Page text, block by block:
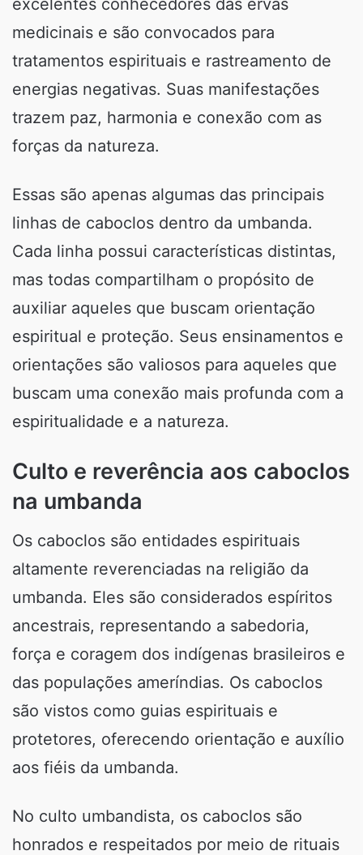
medicinais e são convocados para
tratamentos espirituais e rastreamento de
energias negativas. Suas manifestações
trazem paz, harmonia e conexão com as
forças da natureza.
Essas são apenas algumas das principais
linhas de caboclos dentro da umbanda.
Cada linha possui características distintas,
mas todas compartilham o propósito de
auxiliar aqueles que buscam orientação
espiritual e proteção. Seus ensinamentos e
orientações são valiosos para aqueles que
buscam uma conexão mais profunda com a
espiritualidade e a natureza.
Culto e reverência aos caboclos
na umbanda
Os caboclos são entidades espirituais
altamente reverenciadas na religião da
umbanda. Eles são considerados espíritos
ancestrais, representando a sabedoria,
força e coragem dos indígenas brasileiros e
das populações ameríndias. Os caboclos
são vistos como guias espirituais e
protetores, oferecendo orientação e auxílio
aos fiéis da umbanda.
No culto umbandista, os caboclos são
honrados e respeitados por meio de rituais